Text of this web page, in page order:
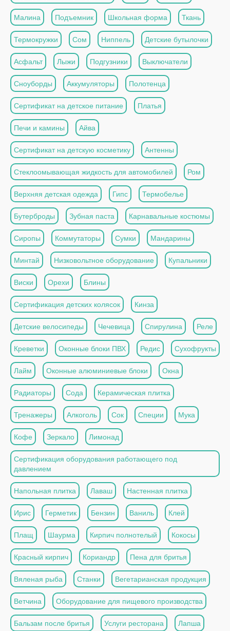
Малина Подъемник Школьная форма Ткань
Термокружки Сом Ниппель Детские бутылочки
Асфальт Лыжи Подгузники Выключатели
Сноуборды Аккумуляторы Полотенца
Сертификат на детское питание Платья
Печи и камины Айва
Сертификат на детскую косметику Антенны
Стеклоомывающая жидкость для автомобилей Ром
Верхняя детская одежда Гипс Термобелье
Бутерброды Зубная паста Карнавальные костюмы
Сиропы Коммутаторы Сумки Мандарины
Минтай Низковольтное оборудование Купальники
Виски Орехи Блины
Сертификация детских колясок Кинза
Детские велосипеды Чечевица Спирулина Реле
Креветки Оконные блоки ПВХ Редис Сухофрукты
Лайм Оконные алюминиевые блоки Окна
Радиаторы Сода Керамическая плитка
Тренажеры Алкоголь Сок Специи Мука
Кофе Зеркало Лимонад
Сертификация оборудования работающего под
давлением
Напольная плитка Лаваш Настенная плитка
Ирис Герметик Бензин Ваниль Клей
Плащ Шаурма Кирпич полнотелый Кокосы
Красный кирпич Кориандр Пена для бритья
Вяленая рыба Станки Вегетарианская продукция
Ветчина Оборудование для пищевого производства
Бальзам после бритья Услуги ресторана Лапша